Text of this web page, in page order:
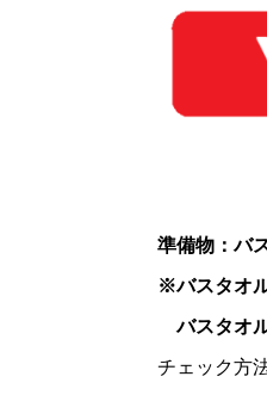
準備物：バ
※バスタオ
バスタオ
チェック方